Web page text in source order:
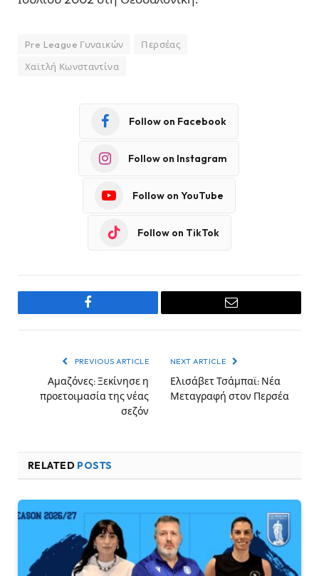
Pre League Γυναικών
Περσέας
Χαϊτλή Κωνσταντίνα
Follow on Facebook
Follow on Instagram
Follow on YouTube
Follow on TikTok
Facebook Email
PREVIOUS ARTICLE
Αμαζόνες: Ξεκίνησε η
προετοιμασία της νέας
σεζόν
NEXT ARTICLE
Ελισάβετ Τσάμπαϊ: Νέα
Μεταγραφή στον Περσέα
RELATED POSTS